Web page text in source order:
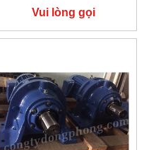
Vui lòng gọi